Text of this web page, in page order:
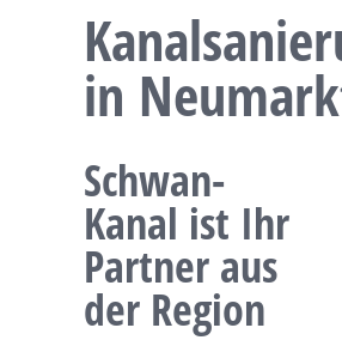
Angebot anfordern
in
Schwan-
Kanal ist Ihr
Partner aus
der Region